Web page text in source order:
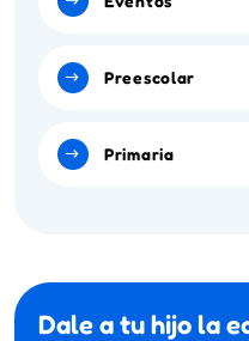
Preescolar
Primaria
Dale a tu hijo la